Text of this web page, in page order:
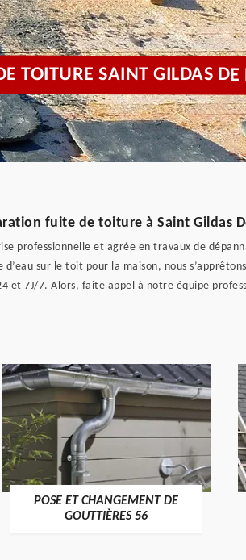
TOITURE SAINT GILDAS
fuite de toiture à Saint Gildas
professionnelle et agrée en travaux de
d’eau sur le toit pour la maison, nous
et 7J/7. Alors, faite appel à notre équipe
>
POSE ET CHANGEMENT DE
GOUTTIÈRES 56